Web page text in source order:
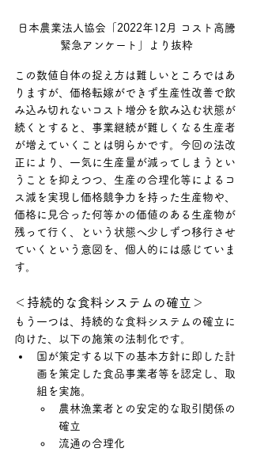
日本農業法人協会「2022年12月 コスト高騰
緊急アンケート」より抜粋
この数値自体の捉え方は難しいところではあ
りますが、価格転嫁ができず生産性改善で飲
み込み切れないコスト増分を飲み込む状態が
続くとすると、事業継続が難しくなる生産者
が増えていくことは明らかです。今回の法改
正により、一気に生産量が減ってしまうとい
うことを抑えつつ、生産の合理化等によるコ
ス減を実現し価格競争力を持った生産物や、
価格に見合った何等かの価値のある生産物が
残って行く、という状態へ少しずつ移行させ
ていくという意図を、個人的には感じていま
す。
＜持続的な食料システムの確立＞
もう一つは、持続的な食料システムの確立に
向けた、以下の施策の法制化です。
国が策定する以下の基本方針に即した計
画を策定した食品事業者等を認定し、取
組を実施。
農林漁業者との安定的な取引関係の
確立
流通の合理化